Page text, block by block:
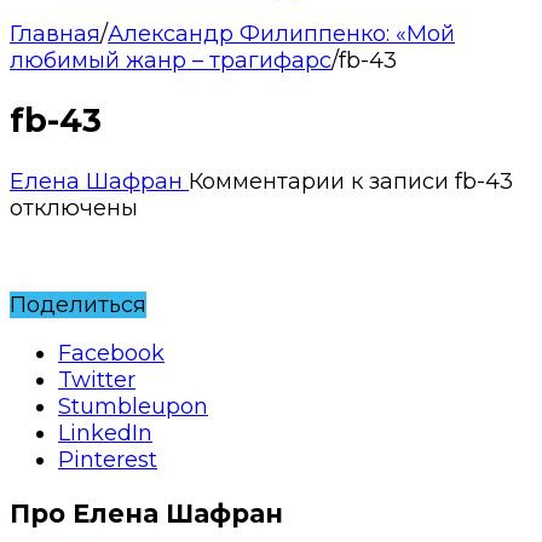
Главная/Александр Филиппенко: «Мой
любимый жанр – трагифарс/fb-43
fb-43
Елена Шафран Комментарии к записи fb-43
отключены
Поделиться
Facebook
Twitter
Stumbleupon
LinkedIn
Pinterest
Про Елена Шафран